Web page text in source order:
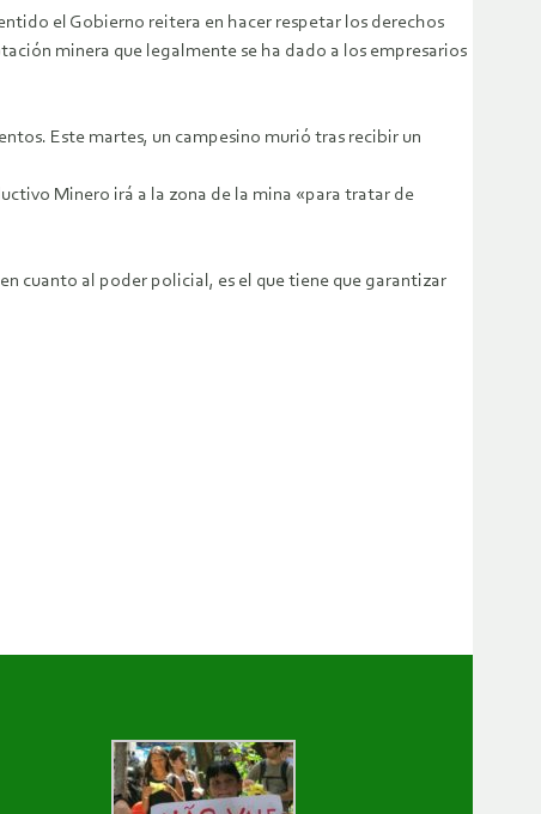
el Gobierno reitera en hacer respetar los derechos
minera que legalmente se ha dado a los empresarios
Este martes, un campesino murió tras recibir un
Minero irá a la zona de la mina «para tratar de
cuanto al poder policial, es el que tiene que garantizar